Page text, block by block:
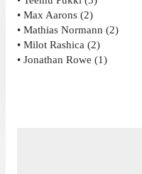
• Max Aarons (2)
• Mathias Normann (2)
• Milot Rashica (2)
• Jonathan Rowe (1)